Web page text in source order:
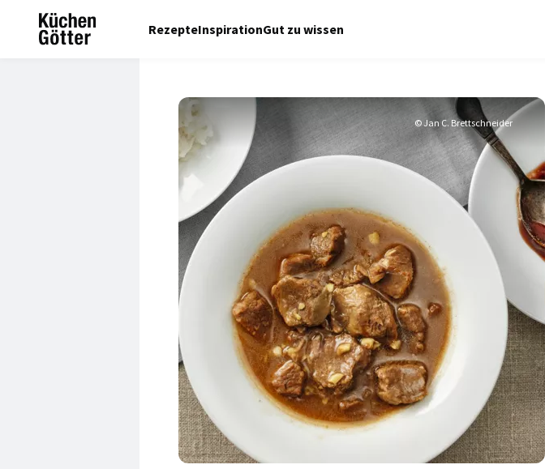
RezepteInspirationGut zu wissen
© Jan C. Brettschneider